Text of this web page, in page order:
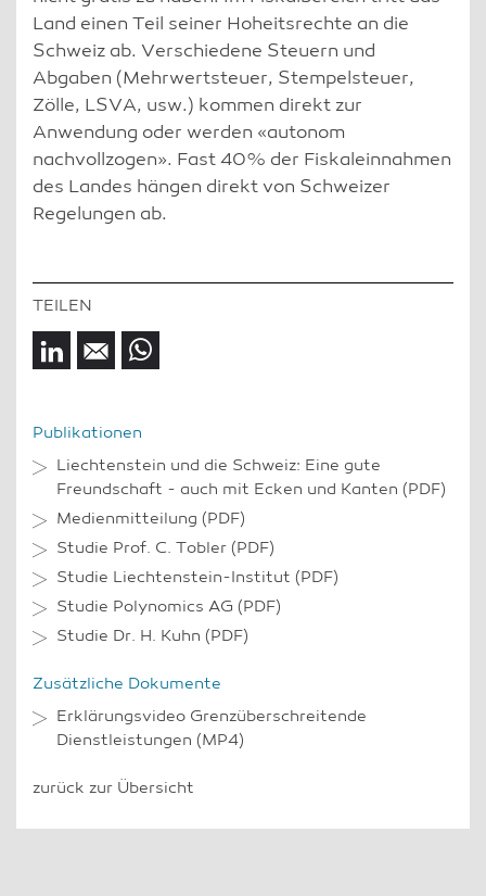
Land einen Teil seiner Hoheitsrechte an die
Schweiz ab. Verschiedene Steuern und
Abgaben (Mehrwertsteuer, Stempelsteuer,
Zölle, LSVA, usw.) kommen direkt zur
Anwendung oder werden «autonom
nachvollzogen». Fast 40% der Fiskaleinnahmen
des Landes hängen direkt von Schweizer
Regelungen ab.
Publikationen
Liechtenstein und die Schweiz: Eine gute
Freundschaft - auch mit Ecken und Kanten (PDF)
Medienmitteilung (PDF)
Studie Prof. C. Tobler (PDF)
Studie Liechtenstein-Institut (PDF)
Studie Polynomics AG (PDF)
Studie Dr. H. Kuhn (PDF)
Zusätzliche Dokumente
Erklärungsvideo Grenzüberschreitende
Dienstleistungen (MP4)
zurück zur Übersicht